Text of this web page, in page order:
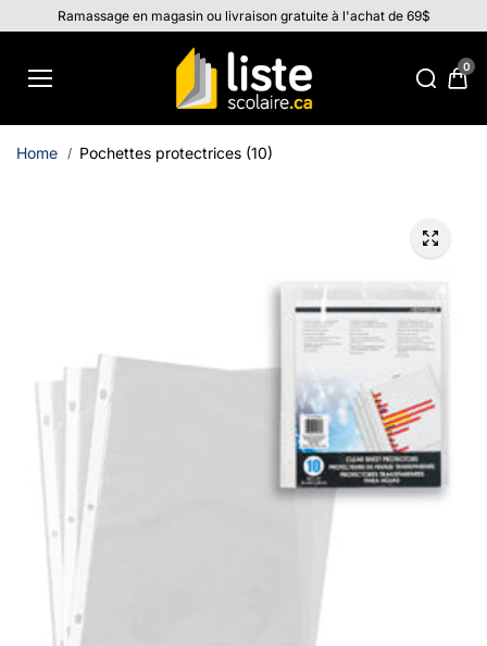
Aller au
contenu
Ramassage en magasin ou livraison gratuite à l'achat de 69$
0
Home Pochettes protectrices (10)